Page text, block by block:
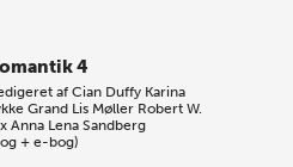
4
afCian Duffy Karina
Grand Lis Møller Robert W.
Anna Lena Sandberg
+ e-bog)